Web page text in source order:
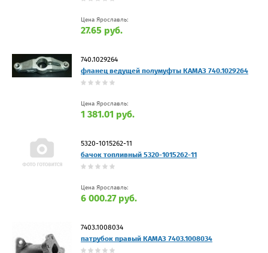
Цена Ярославль:
27.65 руб.
740.1029264
фланец ведущей полумуфты КАМАЗ 740.1029264
Цена Ярославль:
1 381.01 руб.
5320-1015262-11
бачок топливный 5320-1015262-11
Цена Ярославль:
6 000.27 руб.
7403.1008034
патрубок правый КАМАЗ 7403.1008034